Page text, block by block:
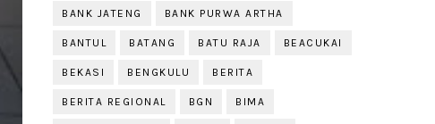
BANK JATENG BANK PURWA ARTHA
BANTUL BATANG BATU RAJA BEACUKAI
BEKASI BENGKULU BERITA
BERITA REGIONAL BGN BIMA